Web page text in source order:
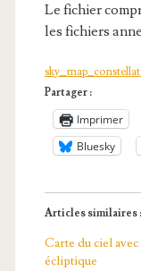
Le fichier
les fichiers
Partager :
Imprimer
Bluesky
Articles similaires
Carte du ciel avec
écliptique